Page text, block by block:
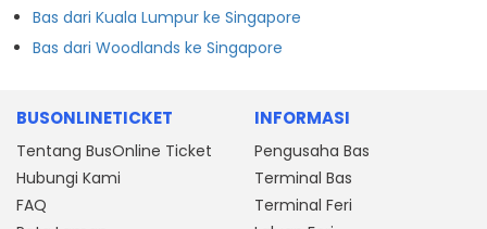
Bas dari Kuala Lumpur ke Singapore
Bas dari Woodlands ke Singapore
BUSONLINETICKET
Tentang BusOnline Ticket
Hubungi Kami
FAQ
INFORMASI
Pengusaha Bas
Terminal Bas
Terminal Feri